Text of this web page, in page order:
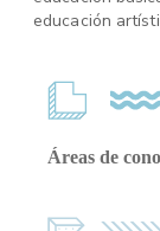
educación
Áreas de